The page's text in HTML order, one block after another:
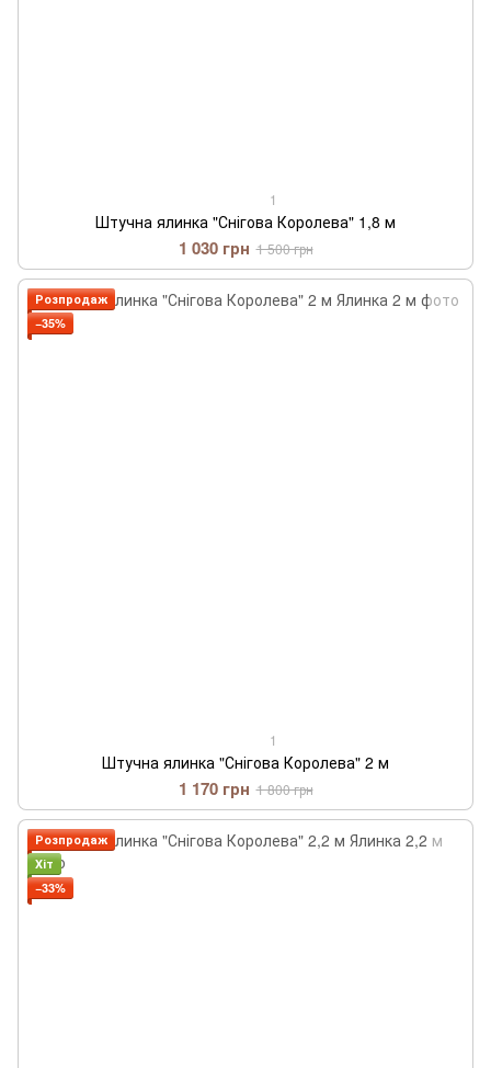
1
Штучна ялинка "Снігова Королева" 1,8 м
1 030 грн 1 500 грн
Розпродаж
−35%
1
Штучна ялинка "Снігова Королева" 2 м
1 170 грн 1 800 грн
Розпродаж
Хіт
−33%